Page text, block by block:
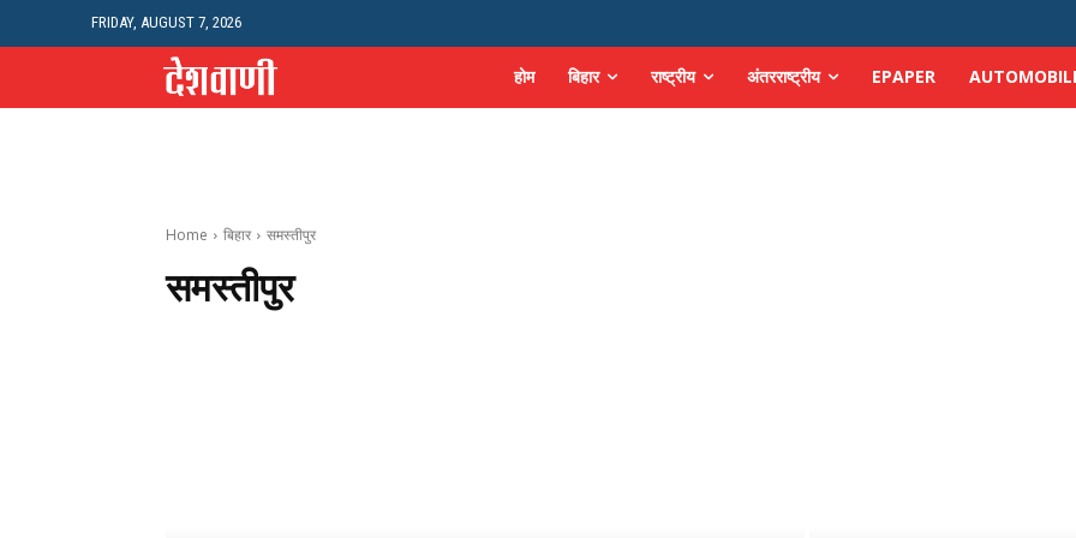
FRIDAY, AUGUST 7, 2026
होम बिहार राष्ट्रीय अंतरराष्ट्रीय EPAPER
Home बिहार समस्तीपुर
समस्तीपुर